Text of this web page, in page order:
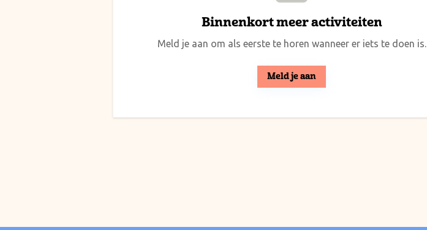
Binnenkort meer activiteiten
Meld je aan om als eerste te horen wanneer er iets te doen is.
Meld je aan